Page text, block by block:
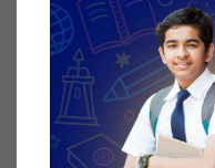
उनले अब साना
रुपान्तरणको मुख्य
रहेको दावि गरे ।
प्रशिक्षक गोपाल